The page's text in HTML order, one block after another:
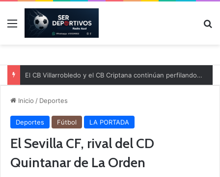
Menú
El CB Villarrobledo y el CB Criptana continúan perfilando sus plantillas
Inicio / Deportes
Deportes Fútbol LA PORTADA
El Sevilla CF, rival del CD
Quintanar de La Orden